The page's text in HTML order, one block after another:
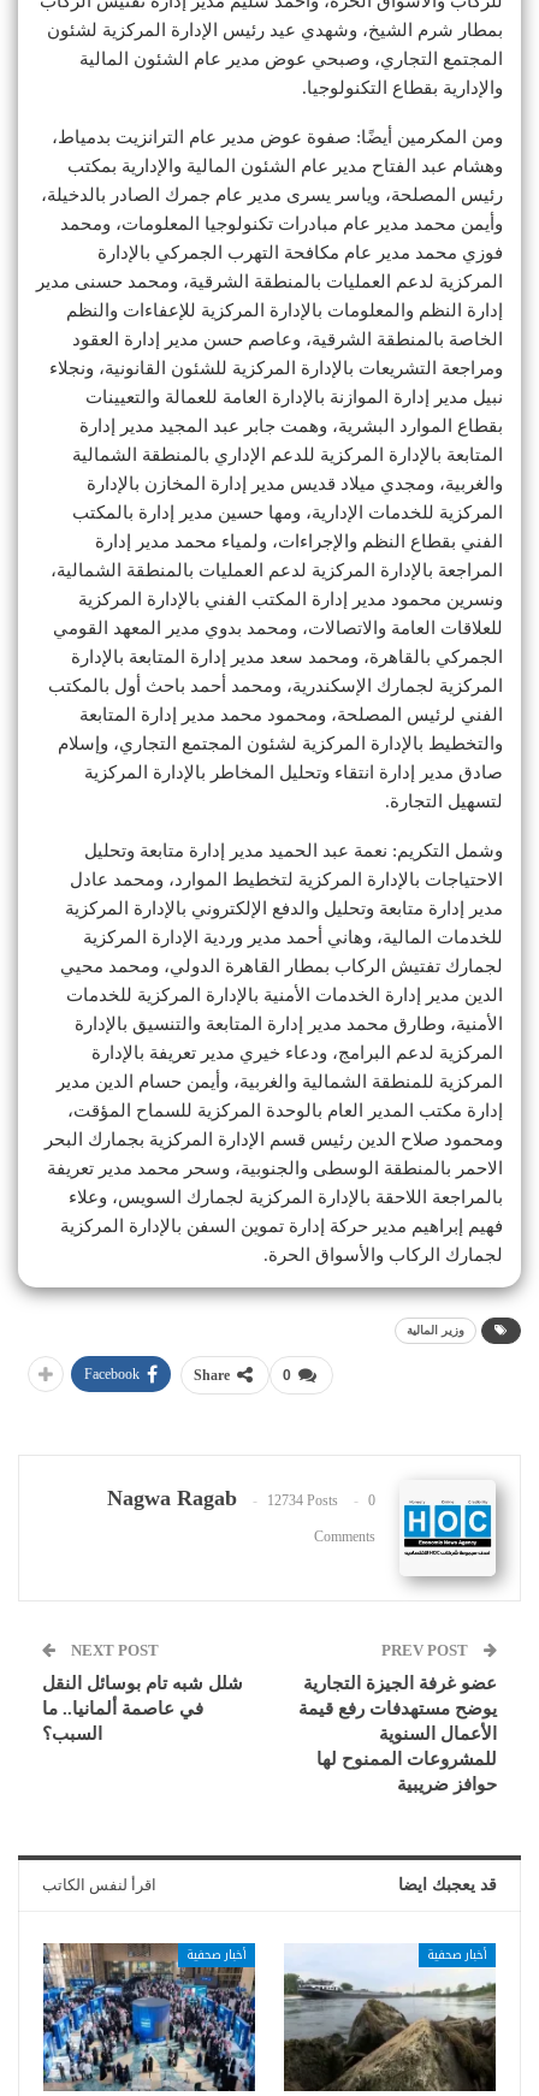
بمطار شرم الشيخ، وشهدي عيد رئيس الإدارة المركزية لشئون
المجتمع التجاري، وصبحي عوض مدير عام الشئون المالية
والإدارية بقطاع التكنولوجيا.
ومن المكرمين أيضًا: صفوة عوض مدير عام الترانزيت بدمياط،
وهشام عبد الفتاح مدير عام الشئون المالية والإدارية بمكتب
رئيس المصلحة، وياسر يسرى مدير عام جمرك الصادر بالدخيلة،
وأيمن محمد مدير عام مبادرات تكنولوجيا المعلومات، ومحمد
فوزي محمد مدير عام مكافحة التهرب الجمركي بالإدارة
المركزية لدعم العمليات بالمنطقة الشرقية، ومحمد حسنى مدير
إدارة النظم والمعلومات بالإدارة المركزية للإعفاءات والنظم
الخاصة بالمنطقة الشرقية، وعاصم حسن مدير إدارة العقود
ومراجعة التشريعات بالإدارة المركزية للشئون القانونية، ونجلاء
نبيل مدير إدارة الموازنة بالإدارة العامة للعمالة والتعيينات
بقطاع الموارد البشرية، وهمت جابر عبد المجيد مدير إدارة
المتابعة بالإدارة المركزية للدعم الإداري بالمنطقة الشمالية
والغربية، ومجدي ميلاد قديس مدير إدارة المخازن بالإدارة
المركزية للخدمات الإدارية، ومها حسين مدير إدارة بالمكتب
الفني بقطاع النظم والإجراءات، ولمياء محمد مدير إدارة
المراجعة بالإدارة المركزية لدعم العمليات بالمنطقة الشمالية،
ونسرين محمود مدير إدارة المكتب الفني بالإدارة المركزية
للعلاقات العامة والاتصالات، ومحمد بدوي مدير المعهد القومي
الجمركي بالقاهرة، ومحمد سعد مدير إدارة المتابعة بالإدارة
المركزية لجمارك الإسكندرية، ومحمد أحمد باحث أول بالمكتب
الفني لرئيس المصلحة، ومحمود محمد مدير إدارة المتابعة
والتخطيط بالإدارة المركزية لشئون المجتمع التجاري، وإسلام
صادق مدير إدارة انتقاء وتحليل المخاطر بالإدارة المركزية
لتسهيل التجارة.
وشمل التكريم: نعمة عبد الحميد مدير إدارة متابعة وتحليل
الاحتياجات بالإدارة المركزية لتخطيط الموارد، ومحمد عادل
مدير إدارة متابعة وتحليل والدفع الإلكتروني بالإدارة المركزية
للخدمات المالية، وهاني أحمد مدیر وردية الإدارة المركزية
لجمارك تفتيش الركاب بمطار القاهرة الدولي، ومحمد محيي
الدين مدير إدارة الخدمات الأمنية بالإدارة المركزية للخدمات
الأمنية، وطارق محمد مدير إدارة المتابعة والتنسيق بالإدارة
المركزية لدعم البرامج، ودعاء خيري مدير تعريفة بالإدارة
المركزية للمنطقة الشمالية والغربية، وأيمن حسام الدين مدير
إدارة مكتب المدير العام بالوحدة المركزية للسماح المؤقت،
ومحمود صلاح الدين رئيس قسم الإدارة المركزية بجمارك البحر
الاحمر بالمنطقة الوسطى والجنوبية، وسحر محمد مدير تعريفة
بالمراجعة اللاحقة بالإدارة المركزية لجمارك السويس، وعلاء
فهيم إبراهيم مدير حركة إدارة تموين السفن بالإدارة المركزية
لجمارك الركاب والأسواق الحرة.
وزير المالية
0
Share
Facebook
Nagwa Ragab 12734 Posts 0
Comments
عضو غرفة الجيزة التجارية
يوضح مستهدفات رفع قيمة
الأعمال السنوية
للمشروعات الممنوح لها
حوافز ضريبية
NEXT POST
شلل شبه تام بوسائل النقل
في عاصمة ألمانيا.. ما
السبب؟
قد يعجبك ايضا اقرأ لنفس الكاتب
أخبار صحفية أخبار صحفية